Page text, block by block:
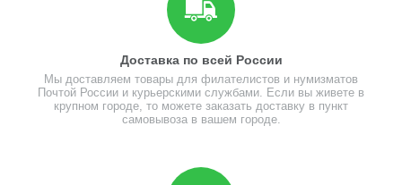
Доставка по всей России
Мы доставляем товары для филателистов и нумизматов
Почтой России и курьерскими службами. Если вы живете в
крупном городе, то можете заказать доставку в пункт
самовывоза в вашем городе.